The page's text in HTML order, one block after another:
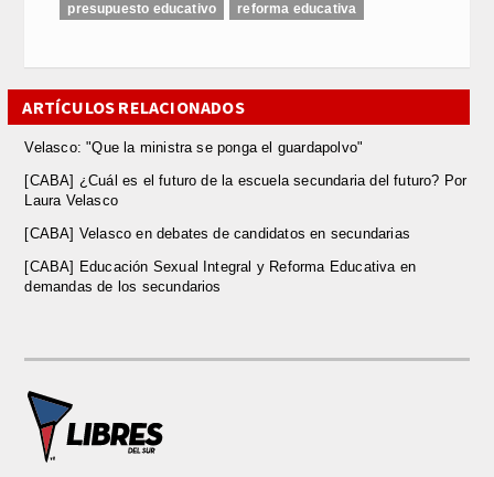
presupuesto educativo
reforma educativa
ARTÍCULOS RELACIONADOS
Velasco: "Que la ministra se ponga el guardapolvo"
[CABA] ¿Cuál es el futuro de la escuela secundaria del futuro? Por
Laura Velasco
[CABA] Velasco en debates de candidatos en secundarias
[CABA] Educación Sexual Integral y Reforma Educativa en
demandas de los secundarios